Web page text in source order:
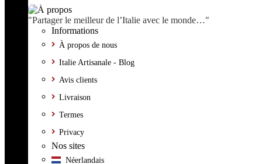
"Partager le meilleur de l’Italie avec le monde…"
Informations
À propos de nous
Italie Artisanale - Blog
Avis clients
Livraison
Termes
Privacy
Nos sites
Néerlandais